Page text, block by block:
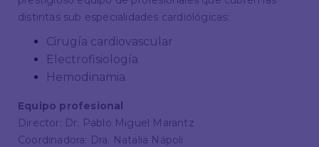
distintas sub especialidades cardiológicas:
Cirugía cardiovascular
Electrofisiología
Hemodinamia
Equipo profesional
Director: Dr. Pablo Miguel Marantz
Coordinadora: Dra. Natalia Nápoli